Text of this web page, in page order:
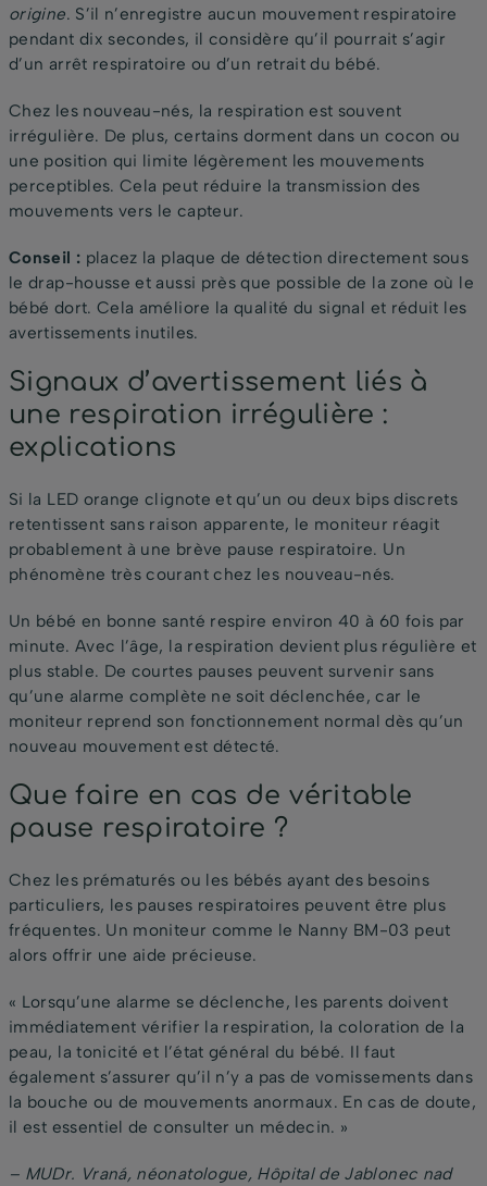
origine. S’il n’enregistre aucun mouvement respiratoire
pendant dix secondes, il considère qu’il pourrait s’agir
d’un arrêt respiratoire ou d’un retrait du bébé.
Chez les nouveau-nés, la respiration est souvent
irrégulière. De plus, certains dorment dans un cocon ou
une position qui limite légèrement les mouvements
perceptibles. Cela peut réduire la transmission des
mouvements vers le capteur.
Conseil : placez la plaque de détection directement sous
le drap-housse et aussi près que possible de la zone où le
bébé dort. Cela améliore la qualité du signal et réduit les
avertissements inutiles.
Signaux d’avertissement liés à
une respiration irrégulière :
explications
Si la LED orange clignote et qu’un ou deux bips discrets
retentissent sans raison apparente, le moniteur réagit
probablement à une brève pause respiratoire. Un
phénomène très courant chez les nouveau-nés.
Un bébé en bonne santé respire environ 40 à 60 fois par
minute. Avec l’âge, la respiration devient plus régulière et
plus stable. De courtes pauses peuvent survenir sans
qu’une alarme complète ne soit déclenchée, car le
moniteur reprend son fonctionnement normal dès qu’un
nouveau mouvement est détecté.
Que faire en cas de véritable
pause respiratoire ?
Chez les prématurés ou les bébés ayant des besoins
particuliers, les pauses respiratoires peuvent être plus
fréquentes. Un moniteur comme le Nanny BM-03 peut
alors offrir une aide précieuse.
« Lorsqu’une alarme se déclenche, les parents doivent
immédiatement vérifier la respiration, la coloration de la
peau, la tonicité et l’état général du bébé. Il faut
également s’assurer qu’il n’y a pas de vomissements dans
la bouche ou de mouvements anormaux. En cas de doute,
il est essentiel de consulter un médecin. »
– MUDr. Vraná, néonatologue, Hôpital de Jablonec nad